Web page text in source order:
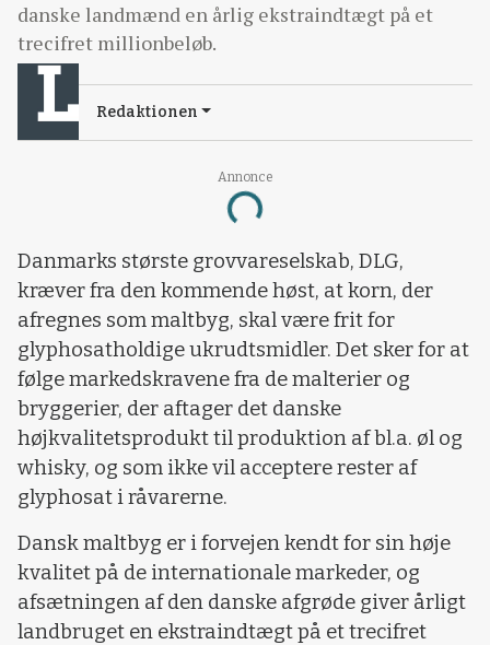
Annonce
Loading...
danske landmænd en årlig ekstraindtægt på et
trecifret millionbeløb.
Redaktionen
Danmarks største grovvareselskab, DLG,
kræver fra den kommende høst, at korn, der
afregnes som maltbyg, skal være frit for
glyphosatholdige ukrudtsmidler. Det sker for at
følge markedskravene fra de malterier og
bryggerier, der aftager det danske
højkvalitetsprodukt til produktion af bl.a. øl og
whisky, og som ikke vil acceptere rester af
glyphosat i råvarerne.
Dansk maltbyg er i forvejen kendt for sin høje
kvalitet på de internationale markeder, og
afsætningen af den danske afgrøde giver årligt
landbruget en ekstraindtægt på et trecifret